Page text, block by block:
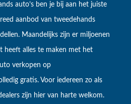
auto’s ben je bij aan het juiste
aanbod van tweedehands
Maandelijks zijn er miljoenen
heeft alles te maken met het
verkopen op
gratis. Voor iedereen zo als
zijn hier van harte welkom.